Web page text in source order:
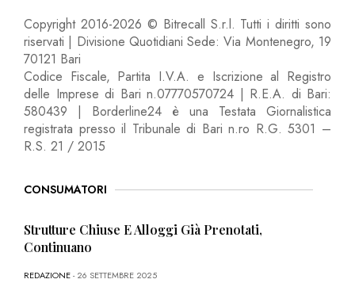
Copyright 2016-2026 © Bitrecall S.r.l. Tutti i diritti sono
riservati | Divisione Quotidiani Sede: Via Montenegro, 19
70121 Bari
Codice Fiscale, Partita I.V.A. e Iscrizione al Registro
delle Imprese di Bari n.07770570724 | R.E.A. di Bari:
580439 | Borderline24 è una Testata Giornalistica
registrata presso il Tribunale di Bari n.ro R.G. 5301 –
R.S. 21 / 2015
CONSUMATORI
Strutture Chiuse E Alloggi Già Prenotati,
Continuano
REDAZIONE- 26 SETTEMBRE 2025